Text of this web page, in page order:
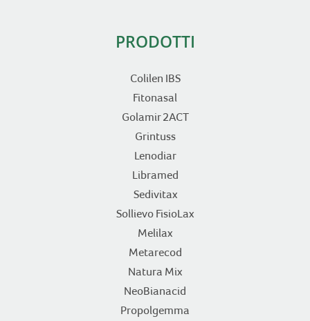
PRODOTTI
Colilen IBS
Fitonasal
Golamir 2ACT
Grintuss
Lenodiar
Libramed
Sedivitax
Sollievo FisioLax
Melilax
Metarecod
Natura Mix
NeoBianacid
Propolgemma